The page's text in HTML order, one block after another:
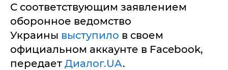
С соответствующим заявлением
оборонное ведомство
Украины выступило в своем
официальном аккаунте в Facebook,
передает Диалог.UA.